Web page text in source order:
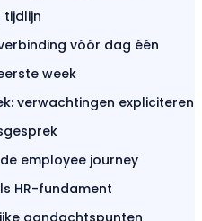
bekijken
tijdlijn
vóór dag één
week
verwachtingen expliciteren
employee journey
HR-fundament